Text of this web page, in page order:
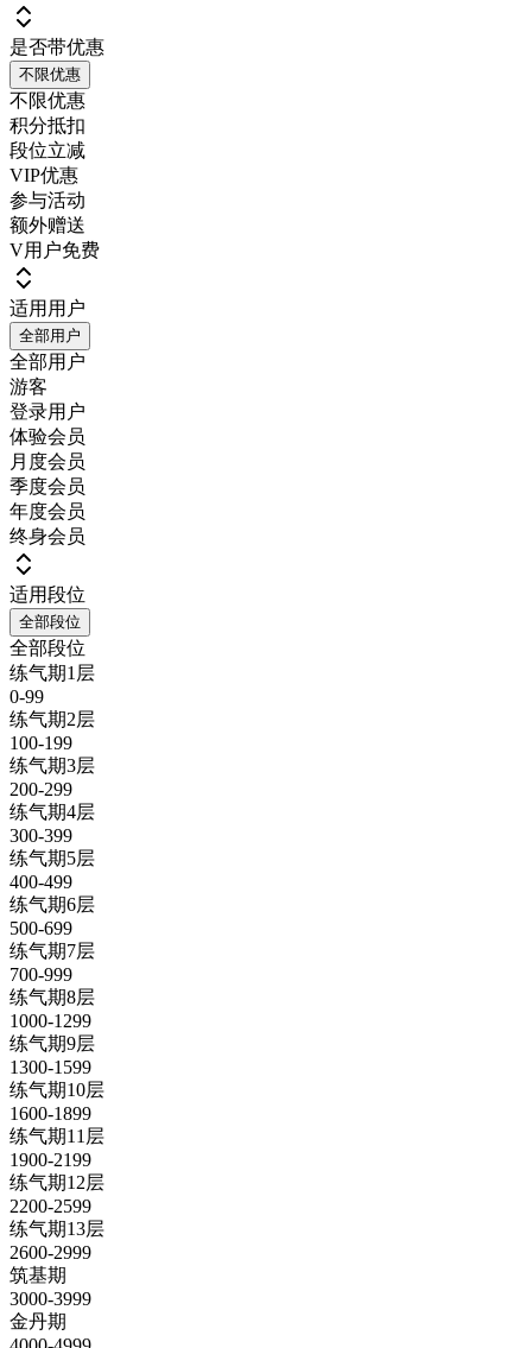
是否带优惠
不限优惠
不限优惠
积分抵扣
段位立减
VIP优惠
参与活动
额外赠送
V用户免费
适用用户
全部用户
全部用户
游客
登录用户
体验会员
月度会员
季度会员
年度会员
终身会员
适用段位
全部段位
全部段位
练气期1层
0-99
练气期2层
100-199
练气期3层
200-299
练气期4层
300-399
练气期5层
400-499
练气期6层
500-699
练气期7层
700-999
练气期8层
1000-1299
练气期9层
1300-1599
练气期10层
1600-1899
练气期11层
1900-2199
练气期12层
2200-2599
练气期13层
2600-2999
筑基期
3000-3999
金丹期